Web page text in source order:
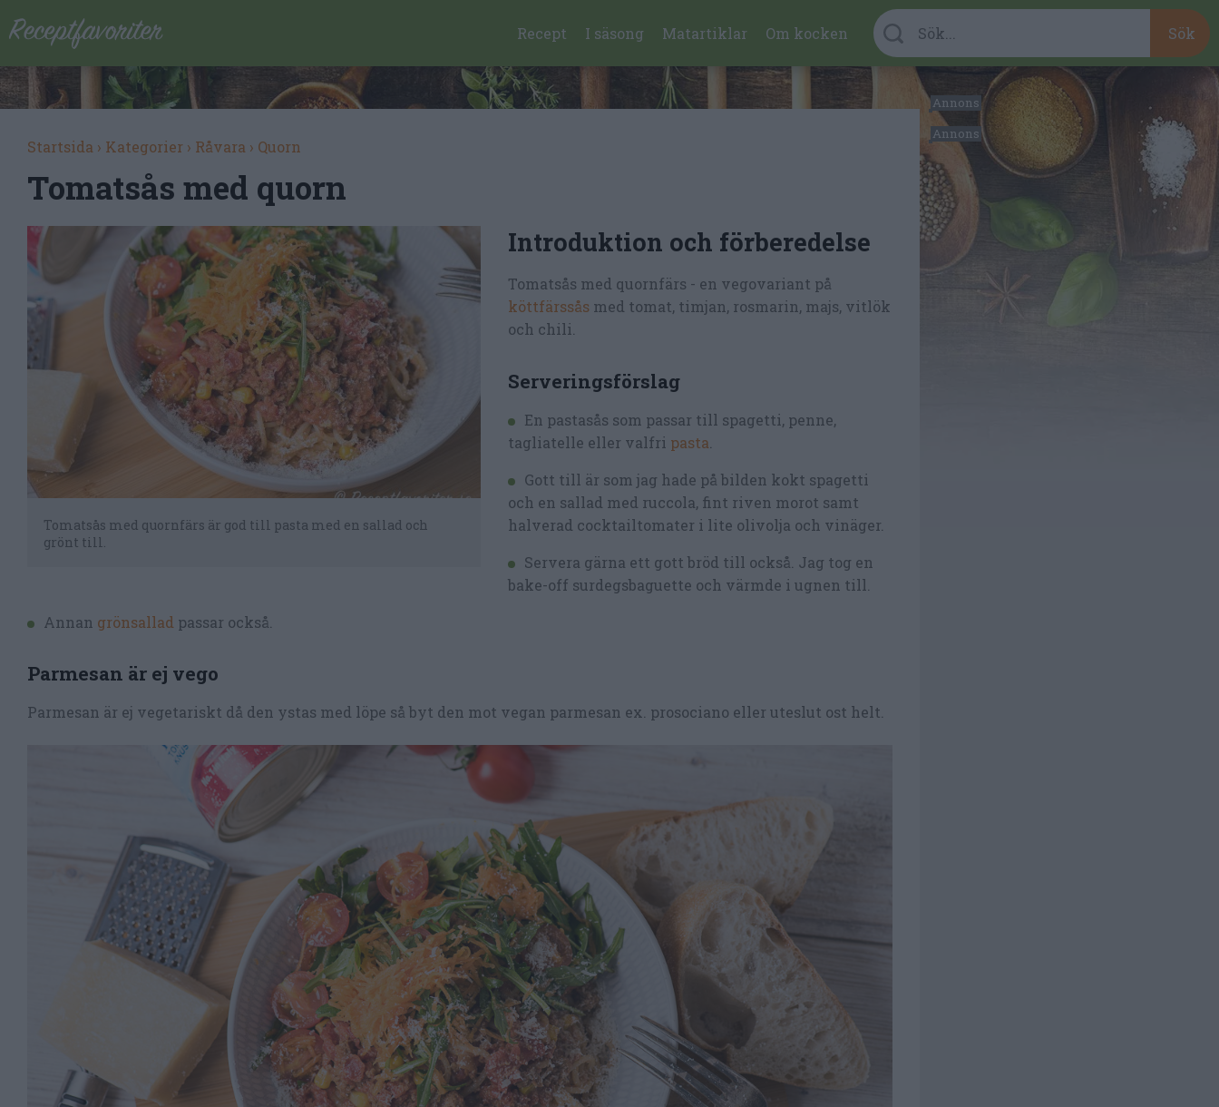
Recept I säsong Matartiklar Om kocken
Startsida › Kategorier › Råvara › Quorn
Tomatsås med quorn
Tomatsås med quornfärs är god till pasta med en sallad och
grönt till.
Introduktion och förberedelse
Tomatsås med quornfärs - en vegovariant på
köttfärssås med tomat, timjan, rosmarin, majs, vitlök
och chili.
Serveringsförslag
En pastasås som passar till spagetti, penne,
tagliatelle eller valfri pasta
Gott till är som jag hade på bilden kokt spagetti
och en sallad med ruccola, fint riven morot samt
halverad cocktailtomater i lite olivolja och vinäger.
Servera gärna ett gott bröd till också. Jag tog en
bake-off surdegsbaguette och värmde i ugnen till.
Annan grönsallad passar också.
Parmesan är ej vego
Parmesan är ej vegetariskt då den ystas med löpe så byt den mot vegan parmesan ex. prosociano eller uteslut ost helt.